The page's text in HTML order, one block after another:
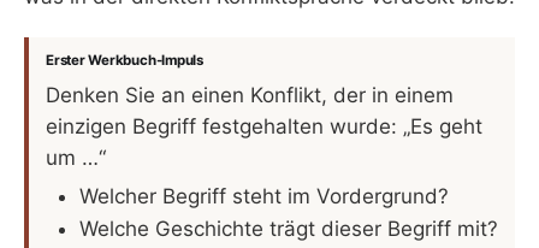
Erster Werkbuch-Impuls
Denken Sie an einen Konflikt, der in einem
einzigen Begriff festgehalten wurde: „Es geht
um …“
Welcher Begriff steht im Vordergrund?
Welche Geschichte trägt dieser Begriff mit?